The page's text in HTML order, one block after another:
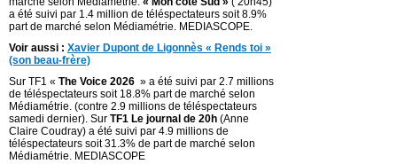
a été suivi par 1.4 million de téléspectateurs soit 8.9%
part de marché selon Médiamétrie. MEDIASCOPE.
Voir aussi : Xavier Dupont de Ligonnès « Rends toi »
(son beau-frère)
Sur TF1 « The Voice 2026 » a été suivi par 2.7 millions
de téléspectateurs soit 18.8% part de marché selon
Médiamétrie. (contre 2.9 millions de téléspectateurs
samedi dernier). Sur TF1 Le journal de 20h (Anne
Claire Coudray) a été suivi par 4.9 millions de
téléspectateurs soit 31.3% de part de marché selon
Médiamétrie. MEDIASCOPE